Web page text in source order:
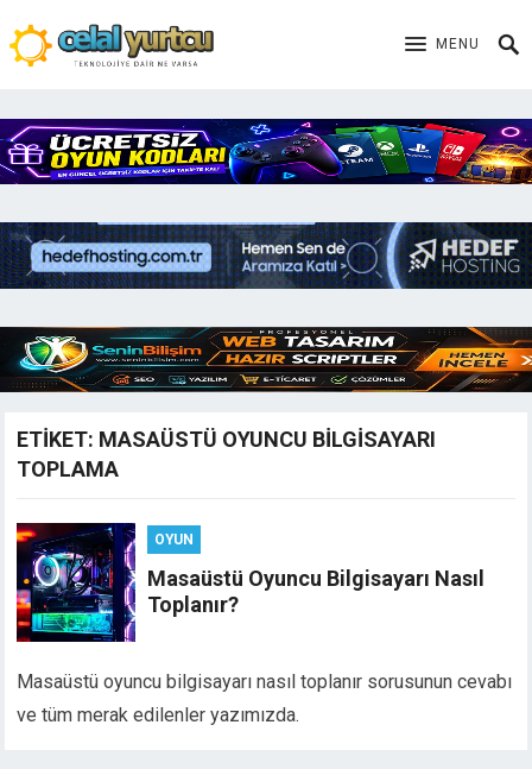
MENU
ETIKET: MASAÜSTÜ OYUNCU BILGISAYARI
TOPLAMA
OYUN
Masaüstü Oyuncu Bilgisayarı Nasıl
Toplanır?
Masaüstü oyuncu bilgisayarı nasıl toplanır sorusunun cevabı
ve tüm merak edilenler yazımızda.